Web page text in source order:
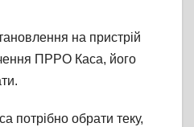
на пристрій
ПРРО Каса, його
потрібно обрати теку,